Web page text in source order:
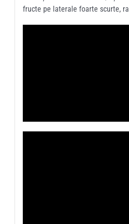
fructe pe laterale foarte scurte,